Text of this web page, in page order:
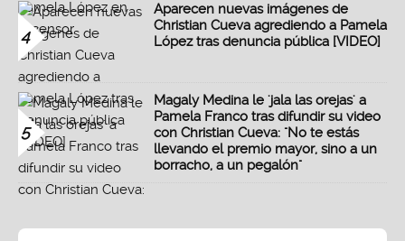
4
Aparecen nuevas imágenes de
Christian Cueva agrediendo a Pamela
López tras denuncia pública [VIDEO]
5
Magaly Medina le 'jala las orejas' a
Pamela Franco tras difundir su video
con Christian Cueva: "No te estás
llevando el premio mayor, sino a un
borracho, a un pegalón"